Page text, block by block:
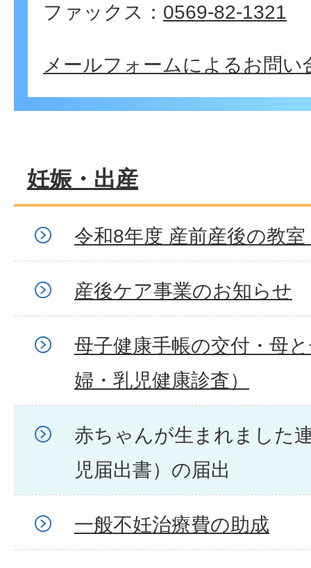
ファックス： 0569-82-1321
メールフォームによるお問い
妊娠・出産
令和8年度 産前産後の教室
産後ケア事業のお知らせ
母子健康手帳の交付・母
婦・乳児健康診査）
赤ちゃんが生まれました
児届出書）の届出
一般不妊治療費の助成